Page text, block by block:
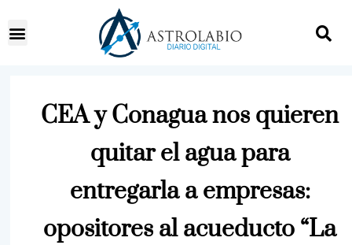
CEA y Conagua nos quieren
quitar el agua para
entregarla a empresas:
opositores al acueducto “La